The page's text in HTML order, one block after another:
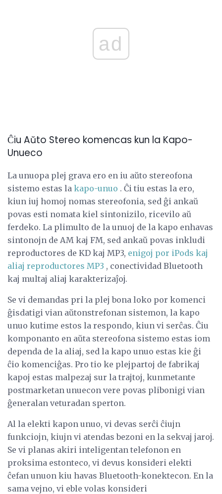
ad
Ĉiu Aŭto Stereo komencas kun la Kapo-
Unueco
La unuopa plej grava ero en iu aŭto stereofona
sistemo estas la kapo-unuo . Ĉi tiu estas la ero,
kiun iuj homoj nomas stereofonia, sed ĝi ankaŭ
povas esti nomata kiel sintonizilo, ricevilo aŭ
ferdeko. La plimulto de la unuoj de la kapo enhavas
sintonojn de AM kaj FM, sed ankaŭ povas inkludi
reproductores de KD kaj MP3, enigoj por iPods kaj
aliaj reproductores MP3 , conectividad Bluetooth
kaj multaj aliaj karakterizaĵoj.
Se vi demandas pri la plej bona loko por komenci
ĝisdatigi vian aŭtonstrefonan sistemon, la kapo
unuo kutime estos la respondo, kiun vi serĉas. Ĉiu
komponanto en aŭta stereofona sistemo estas iom
dependa de la aliaj, sed la kapo unuo estas kie ĝi
ĉio komenciĝas. Pro tio ke plejpartoj de fabrikaj
kapoj estas malpezaj sur la trajtoj, kunmetante
postmarketan unuecon vere povas plibonigi vian
ĝeneralan veturadan sperton.
Al la elekti kapon unuo, vi devas serĉi ĉiujn
funkciojn, kiujn vi atendas bezoni en la sekvaj jaroj.
Se vi planas akiri inteligentan telefonon en
proksima estonteco, vi devus konsideri elekti
ĉefan unuon kiu havas Bluetooth-konektecon. En la
sama vejno, vi eble volas konsideri